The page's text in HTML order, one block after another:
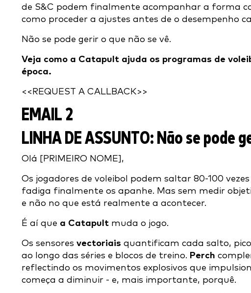
de S&C podem finalmente acompanhar a forma
como proceder a ajustes antes de o desempenho
Não se pode gerir o que não se vê.
Veja como a Catapult ajuda os programas de
época.
<<REQUEST A CALLBACK>>
EMAIL 2
LINHA DE ASSUNTO: Não se pode
Olá [PRIMEIRO NOME],
Os jogadores de voleibol podem saltar 80-100
fadiga finalmente os apanhe. Mas sem medir
e não no que está realmente a acontecer.
É aí que a Catapult muda o jogo.
Os sensores vectoriais quantificam cada salto,
ao longo das séries e blocos de treino. Perch
reflectindo os movimentos explosivos que
começa a diminuir - e, mais importante, porquê.